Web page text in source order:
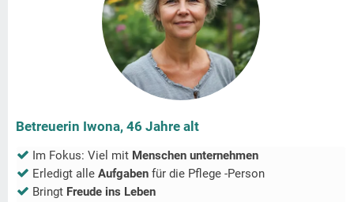
Betreuerin Iwona, 46 Jahre alt
Im Fokus: Viel mit Menschen unternehmen
Erledigt alle Aufgaben für die Pflege -Person
Bringt Freude ins Leben